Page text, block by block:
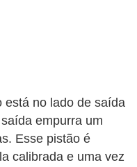
está no lado de saída
empurra um
Esse pistão é
calibrada e uma vez